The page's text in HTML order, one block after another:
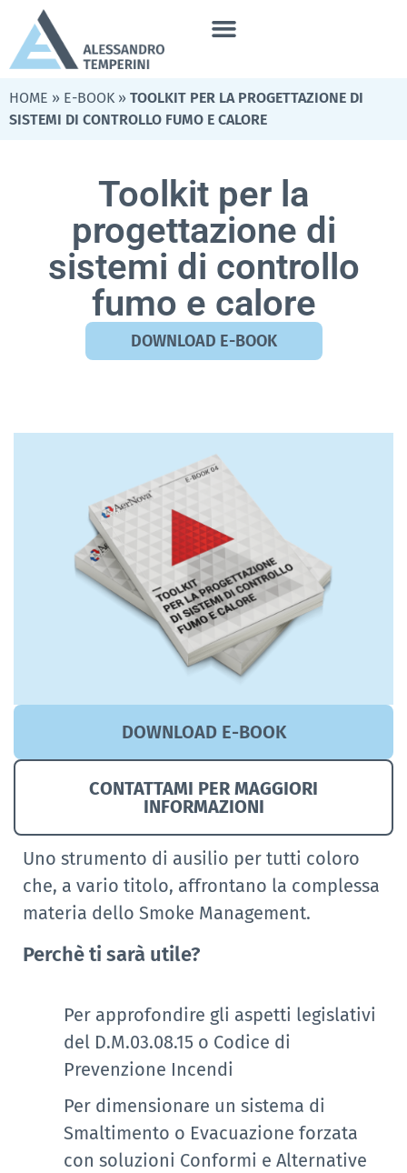
HOME » E-BOOK » TOOLKIT PER LA PROGETTAZIONE DI
SISTEMI DI CONTROLLO FUMO E CALORE
Toolkit per la
progettazione di
sistemi di controllo
fumo e calore
DOWNLOAD E-BOOK
DOWNLOAD E-BOOK
CONTATTAMI PER MAGGIORI
INFORMAZIONI
Uno strumento di ausilio per tutti coloro
che, a vario titolo, affrontano la complessa
materia dello Smoke Management.
Perchè ti sarà utile?
Per approfondire gli aspetti legislativi
del D.M.03.08.15 o Codice di
Prevenzione Incendi
Per dimensionare un sistema di
Smaltimento o Evacuazione forzata
con soluzioni Conformi e Alternative